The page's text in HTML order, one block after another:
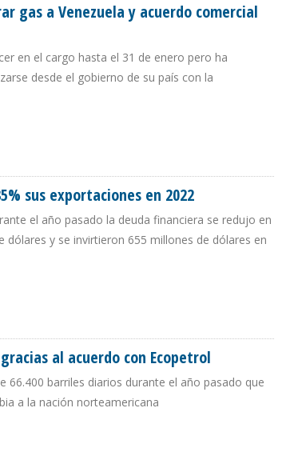
gas a Venezuela y acuerdo comercial
en el cargo hasta el 31 de enero pero ha
desde el gobierno de su país con la
sus exportaciones en 2022
el año pasado la deuda financiera se redujo en
y se invirtieron 655 millones de dólares en
al acuerdo con Ecopetrol
66.400 barriles diarios durante el año pasado que
a la nación norteamericana